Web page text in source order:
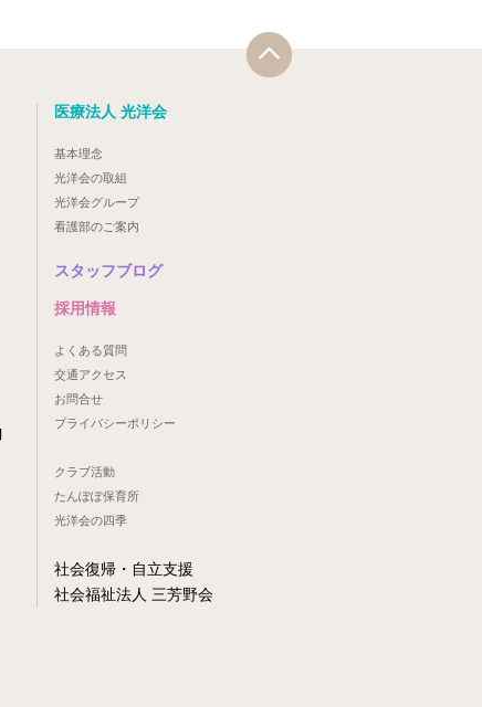
医療法人 光洋会
基本理念
光洋会の取組
光洋会グループ
看護部のご案内
スタッフブログ
採用情報
よくある質問
交通アクセス
お問合せ
プライバシーポリシー
クラブ活動
たんぽぽ保育所
光洋会の四季
社会復帰・自立支援
社会福祉法人 三芳野会